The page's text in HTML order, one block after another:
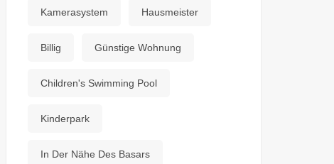
Kamerasystem Hausmeister
Billig Günstige Wohnung
Children's Swimming Pool
Kinderpark
In Der Nähe Des Basars